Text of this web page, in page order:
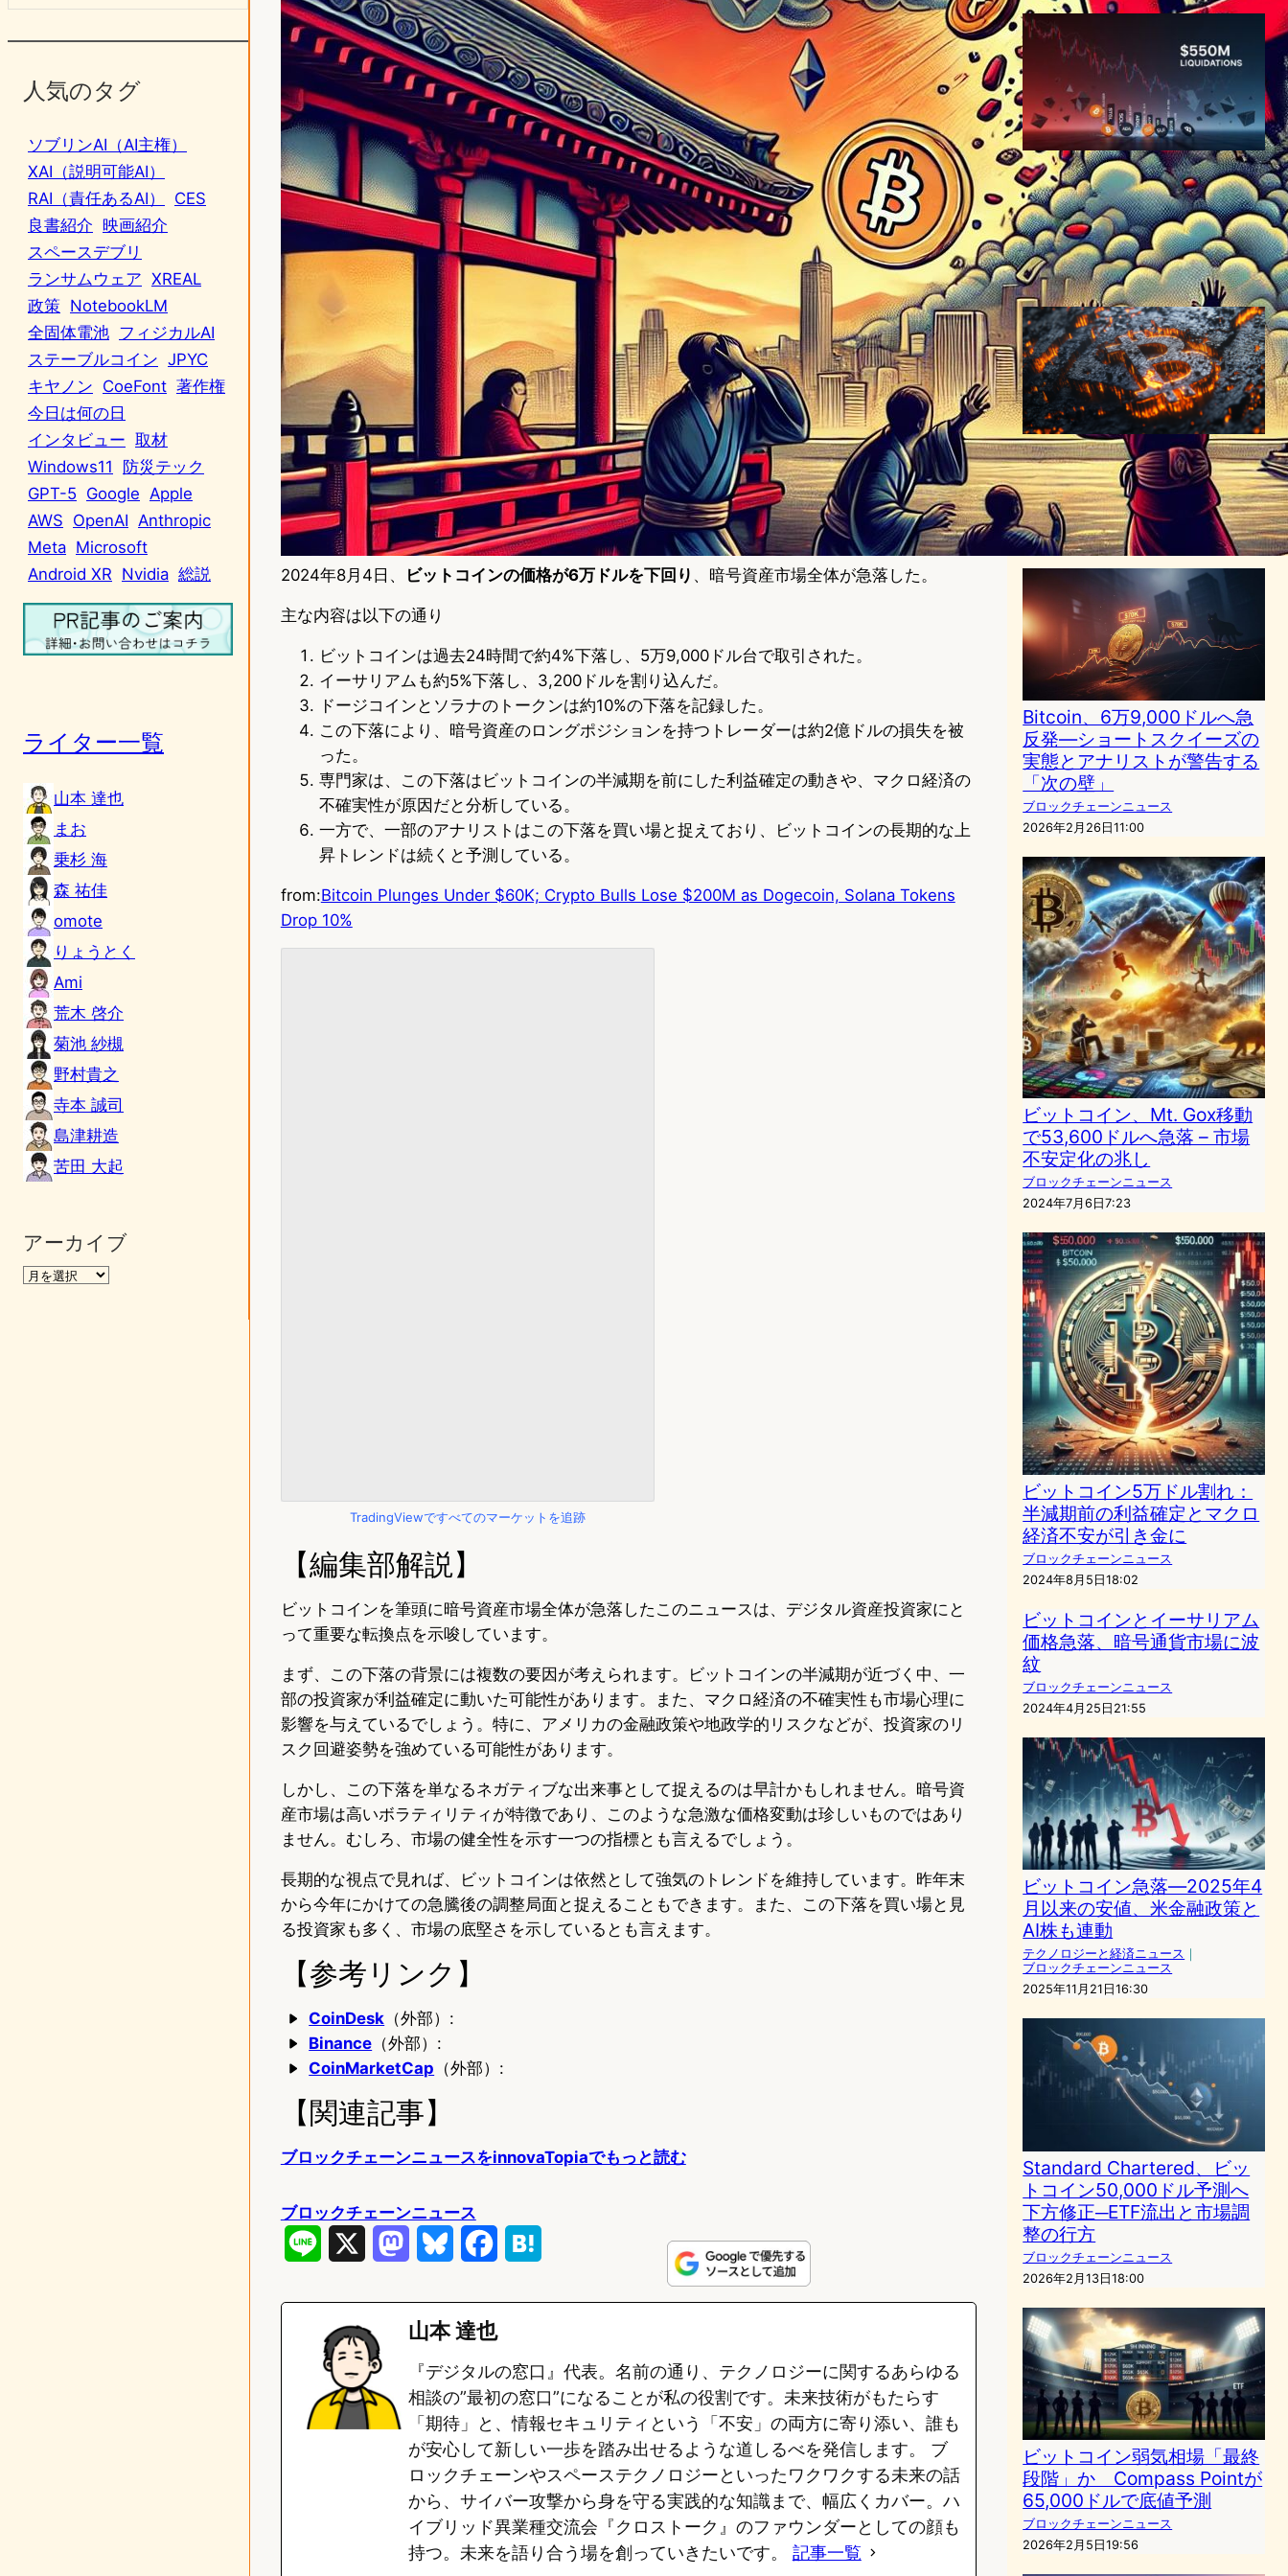
人気のタグ
ソブリンAI（AI主権）
XAI（説明可能AI）
RAI（責任あるAI）
CES
良書紹介 映画紹介
スペースデブリ
ランサムウェア XREAL
政策 NotebookLM
全固体電池 フィジカルAI
ステーブルコイン JPYC
キヤノン CoeFont 著作権
今日は何の日
インタビュー 取材
Windows11
防災テック
GPT-5 Google Apple
AWS OpenAI Anthropic
Meta Microsoft
Android XR Nvidia 総説
ライター一覧
山本 達也
まお
乗杉 海
森 祐佳
omote
りょうとく
Ami
荒木 啓介
菊池 紗槻
野村貴之
寺本 誠司
島津耕造
苦田 大起
アーカイブ
2024年8月4日、 ビットコインの価格が6万ドルを下回り 、暗号資産市場全体が急落した。
主な内容は以下の通り
ビットコインは過去24時間で約4%下落し、5万9,000ドル台で取引された。
イーサリアムも約5%下落し、3,200ドルを割り込んだ。
ドージコインとソラナのトークンは約10%の下落を記録した。
この下落により、暗号資産のロングポジションを持つトレーダーは約2億ドルの損失を被
った。
専門家は、この下落はビットコインの半減期を前にした利益確定の動きや、マクロ経済の
不確実性が原因だと分析している。
一方で、一部のアナリストはこの下落を買い場と捉えており、ビットコインの長期的な上
昇トレンドは続くと予測している。
from:Bitcoin Plunges Under $60K; Crypto Bulls Lose $200M as Dogecoin, Solana Tokens
Drop 10%
TradingViewですべてのマーケットを追跡
【編集部解説】
ビットコインを筆頭に暗号資産市場全体が急落したこのニュースは、デジタル資産投資家にと
って重要な転換点を示唆しています。
まず、この下落の背景には複数の要因が考えられます。ビットコインの半減期が近づく中、一
部の投資家が利益確定に動いた可能性があります。また、マクロ経済の不確実性も市場心理に
影響を与えているでしょう。特に、アメリカの金融政策や地政学的リスクなどが、投資家のリ
スク回避姿勢を強めている可能性があります。
しかし、この下落を単なるネガティブな出来事として捉えるのは早計かもしれません。暗号資
産市場は高いボラティリティが特徴であり、このような急激な価格変動は珍しいものではあり
ません。むしろ、市場の健全性を示す一つの指標とも言えるでしょう。
長期的な視点で見れば、ビットコインは依然として強気のトレンドを維持しています。昨年末
から今年にかけての急騰後の調整局面と捉えることもできます。また、この下落を買い場と見
る投資家も多く、市場の底堅さを示しているとも言えます。
【参考リンク】
CoinDesk （外部）:
Binance （外部）:
CoinMarketCap （外部）:
【関連記事】
ブロックチェーンニュースをinnovaTopiaでもっと読む
ブロックチェーンニュース
e
o
d
o
n
u
s
k
y
b
o
o
k
n
a
山本 達也
『デジタルの窓口』代表。名前の通り、テクノロジーに関するあらゆる
相談の”最初の窓口”になることが私の役割です。未来技術がもたらす
「期待」と、情報セキュリティという「不安」の両方に寄り添い、誰も
が安心して新しい一歩を踏み出せるような道しるべを発信します。 ブ
ロックチェーンやスペーステクノロジーといったワクワクする未来の話
から、サイバー攻撃から身を守る実践的な知識まで、幅広くカバー。ハ
イブリッド異業種交流会『クロストーク』のファウンダーとしての顔も
持つ。未来を語り合う場を創っていきたいです。 記事一覧
暗号資産市場で5.5億ドル清
算発生、ビットコイン重要サ
ポート割れでソラナ・ADA急
落
ブロックチェーンニュース
2025年12月20日15:40
ビットコイン価格急落で暗号
資産関連企業の株価下落：
CoinbaseとStrategyの動向
ブロックチェーンニュース
2025年3月11日8:16
Bitcoin、6万9,000ドルへ急
反発—ショートスクイーズの
実態とアナリストが警告する
「次の壁」
ブロックチェーンニュース
2026年2月26日11:00
ビットコイン、Mt. Gox移動
で53,600ドルへ急落 – 市場
不安定化の兆し
ブロックチェーンニュース
2024年7月6日7:23
ビットコイン5万ドル割れ：
半減期前の利益確定とマクロ
経済不安が引き金に
ブロックチェーンニュース
2024年8月5日18:02
ビットコインとイーサリアム
価格急落、暗号通貨市場に波
紋
ブロックチェーンニュース
2024年4月25日21:55
ビットコイン急落―2025年4
月以来の安値、米金融政策と
AI株も連動
テクノロジーと経済ニュース ｜
ブロックチェーンニュース
2025年11月21日16:30
Standard Chartered、ビッ
トコイン50,000ドル予測へ
下方修正─ETF流出と市場調
整の行方
ブロックチェーンニュース
2026年2月13日18:00
ビットコイン弱気相場「最終
段階」か Compass Pointが
65,000ドルで底値予測
ブロックチェーンニュース
2026年2月5日19:56